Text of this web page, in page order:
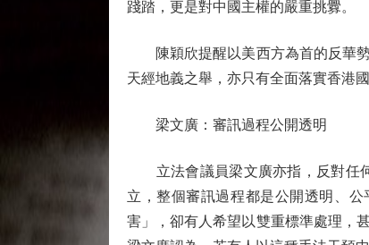
踐踏，更是對中國主權的嚴重挑釁。
陳穎欣提醒以美西方為首的反華勢
天經地義之舉，亦只有全面落實香港
梁文廣：審訊過程公開透明
立法會議員梁文廣亦指，反對任何
立，整個審訊過程都是公開透明、
害」，卻有人希望以雙重標準處理，